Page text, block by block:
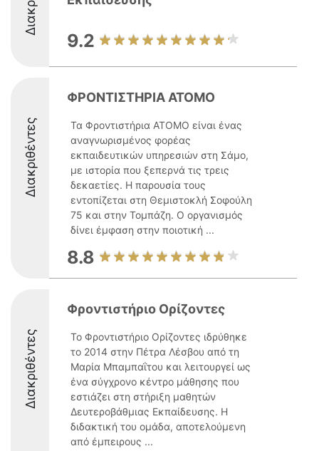
9.2
Διακριθέντες
ΦΡΟΝΤΙΣΤΗΡΙΑ ΑΤΟΜΟ
Τα Φροντιστήρια ΑΤΟΜΟ είναι ένας
αναγνωρισμένος φορέας
εκπαιδευτικών υπηρεσιών στη Σάμο,
με ιστορία που ξεπερνά τις τρεις
δεκαετίες. Η παρουσία τους
εντοπίζεται στη Θεμιστοκλή Σοφούλη
75 και στην Τομπάζη. Ο οργανισμός
δίνει έμφαση στην ποιοτική ...
8.8
Διακριθέντες
Φροντιστήριο Ορίζοντες
Το Φροντιστήριο Ορίζοντες ιδρύθηκε
το 2014 στην Πέτρα Λέσβου από τη
Μαρία Μπαμπαΐτου και λειτουργεί ως
ένα σύγχρονο κέντρο μάθησης που
εστιάζει στη στήριξη μαθητών
Δευτεροβάθμιας Εκπαίδευσης. Η
διδακτική του ομάδα, αποτελούμενη
από έμπειρους ...